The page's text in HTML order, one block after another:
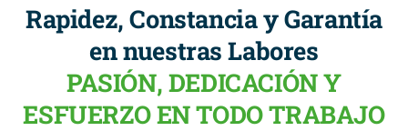
Rapidez, Constancia y Garantía
en nuestras Labores
PASIÓN, DEDICACIÓN Y
ESFUERZO EN TODO TRABAJO